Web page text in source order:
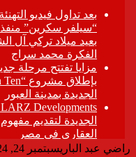
راضي عبد الباريسبتمبر 24, 2024